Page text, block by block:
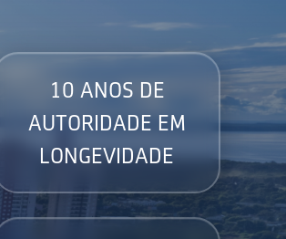
10 ANOS DE
AUTORIDADE EM
LONGEVIDADE